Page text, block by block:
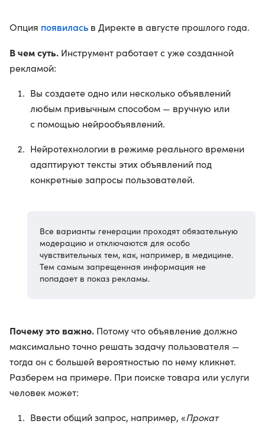
Опция появилась в Директе в августе прошлого года.
В чем суть. Инструмент работает с уже созданной
рекламой:
Вы создаете одно или несколько объявлений
любым привычным способом — вручную или
с помощью нейрообъявлений.
Нейротехнологии в режиме реального времени
адаптируют тексты этих объявлений под
конкретные запросы пользователей.
Все варианты генерации проходят обязательную
модерацию и отключаются для особо
чувствительных тем, как, например, в медицине.
Тем самым запрещенная информация не
попадает в показ рекламы.
Почему это важно. Потому что объявление должно
максимально точно решать задачу пользователя —
тогда он с большей вероятностью по нему кликнет.
Разберем на примере. При поиске товара или услуги
человек может:
Ввести общий запрос, например, «Прокат